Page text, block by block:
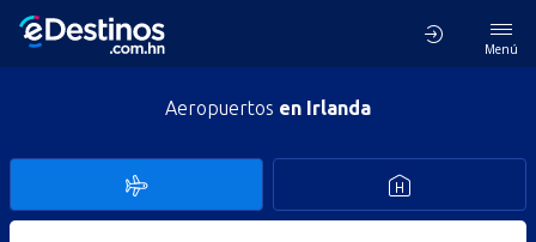
Menú
Aeropuertos en Irlanda